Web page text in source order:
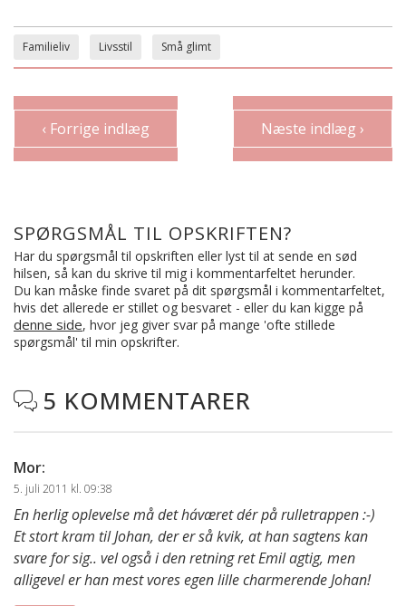
Familieliv Livsstil Små glimt
‹ Forrige indlæg Næste indlæg ›
SPØRGSMÅL TIL OPSKRIFTEN?
Har du spørgsmål til opskriften eller lyst til at sende en sød
hilsen, så kan du skrive til mig i kommentarfeltet herunder.
Du kan måske finde svaret på dit spørgsmål i kommentarfeltet,
hvis det allerede er stillet og besvaret - eller du kan kigge på
denne side, hvor jeg giver svar på mange 'ofte stillede
spørgsmål' til min opskrifter.
 5 KOMMENTARER
Mor:
5. juli 2011 kl. 09:38
En herlig oplevelse må det ha´været dér på rulletrappen :-)
Et stort kram til Johan, der er så kvik, at han sagtens kan
svare for sig.. vel også i den retning ret Emil agtig, men
alligevel er han mest vores egen lille charmerende Johan!